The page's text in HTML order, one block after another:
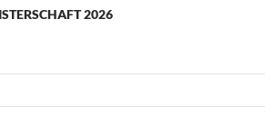
2026